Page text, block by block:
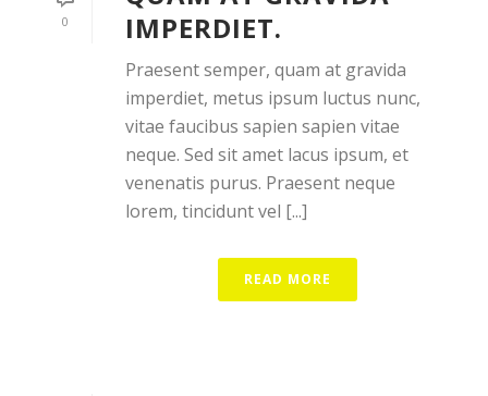
0
IMPERDIET.
Praesent semper, quam at gravida
imperdiet, metus ipsum luctus nunc,
vitae faucibus sapien sapien vitae
neque. Sed sit amet lacus ipsum, et
venenatis purus. Praesent neque
lorem, tincidunt vel [...]
READ MORE